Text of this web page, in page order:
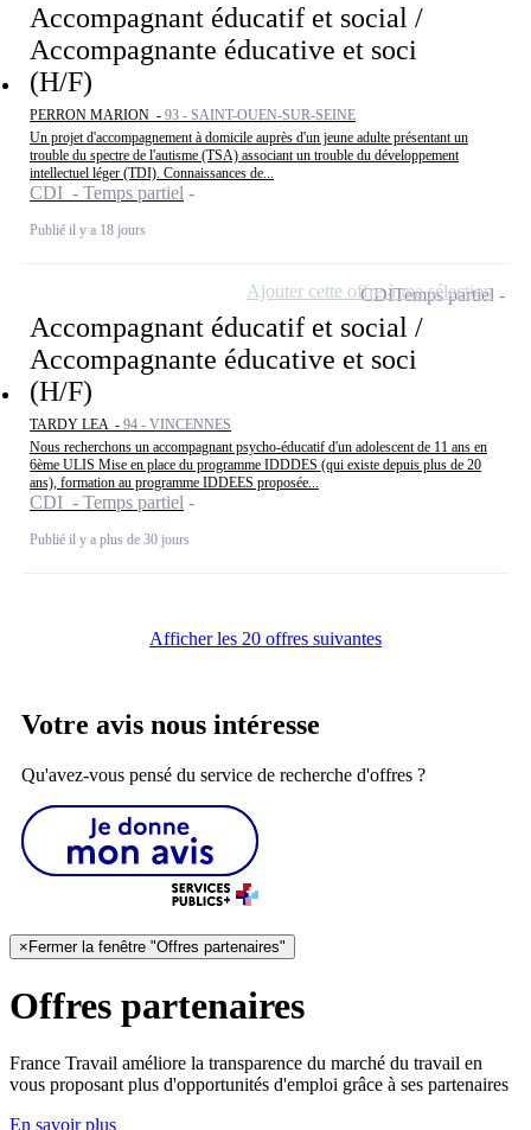
Accompagnant éducatif et social /
Accompagnante éducative et soci
(H/F)
PERRON MARION - 93 - SAINT-OUEN-SUR-SEINE
Un projet d'accompagnement à domicile auprès d'un jeune adulte présentant un
trouble du spectre de l'autisme (TSA) associant un trouble du développement
intellectuel léger (TDI). Connaissances de...
CDI - Temps partiel
Publié il y a 18 jours
Accompagnant éducatif et social /
Accompagnante éducative et soci
(H/F)
TARDY LEA - 94 - VINCENNES
Nous recherchons un accompagnant psycho-éducatif d'un adolescent de 11 ans en
6ème ULIS Mise en place du programme IDDDES (qui existe depuis plus de 20
ans), formation au programme IDDEES proposée...
CDI - Temps partiel
Publié il y a plus de 30 jours
CDITemps partiel
Ajouter cette offre à ma sélection
Afficher les 20 offres suivantes
Votre avis nous intéresse
Qu'avez-vous pensé du service de recherche d'offres ?
×Fermer la fenêtre "Offres partenaires"
Offres partenaires
France Travail améliore la transparence du marché du travail en
vous proposant plus d'opportunités d'emploi grâce à ses partenaires
En savoir plus